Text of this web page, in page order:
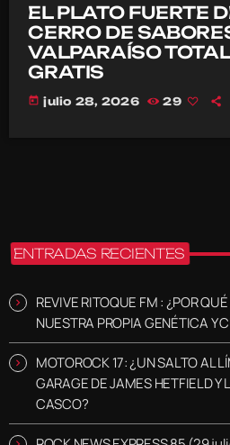
EL PLATO FUERTE
CERRO DE
VALPARAÍSO
GRATIS
today julio 28, 2026 29
ENTRADAS RECIENTES
REVIVE RITOQUE FM : ¿POR
NUESTRA PROPIA GENÉTICA Y
MOTOROCK 17: ¿UN SALTO AL
GARAGE DE JAMES HETFIELD Y
CASCO?